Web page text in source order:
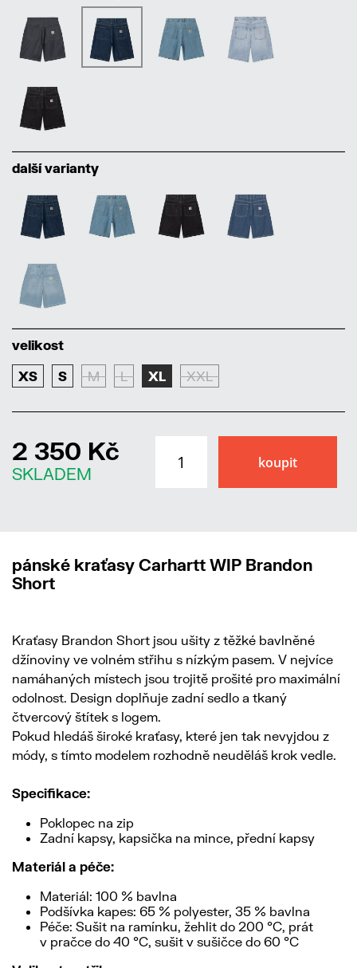
další varianty
velikost
XS S M L XL XXL
2 350 Kč
SKLADEM
pánské kraťasy Carhartt WIP Brandon
Short
Kraťasy Brandon Short jsou ušity z těžké bavlněné
džínoviny ve volném střihu s nízkým pasem. V nejvíce
namáhaných místech jsou trojitě prošité pro maximální
odolnost. Design doplňuje zadní sedlo a tkaný
čtvercový štítek s logem.
Pokud hledáš široké kraťasy, které jen tak nevyjdou z
módy, s tímto modelem rozhodně neuděláš krok vedle.
Specifikace:
Poklopec na zip
Zadní kapsy, kapsička na mince, přední kapsy
Materiál a péče:
Materiál: 100 % bavlna
Podšívka kapes: 65 % polyester, 35 % bavlna
Péče: Sušit na ramínku, žehlit do 200 °C, prát
v pračce do 40 °C, sušit v sušičce do 60 °C